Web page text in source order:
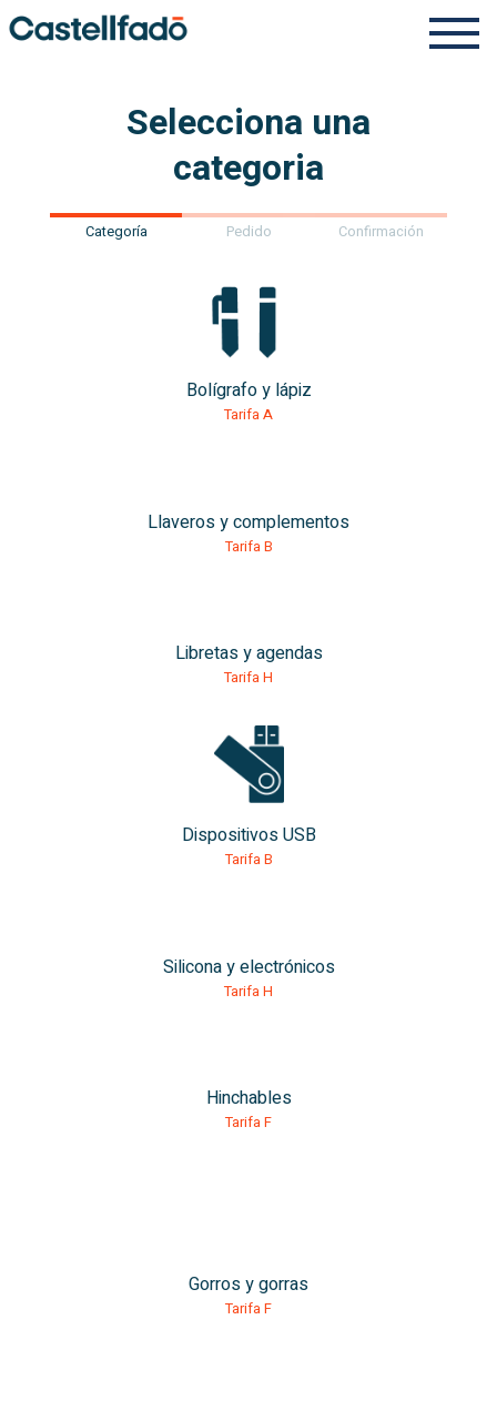
Selecciona una
categoria
Categoría Pedido Confirmación
Bolígrafo y lápiz
Tarifa A
Llaveros y complementos
Tarifa B
Libretas y agendas
Tarifa H
Dispositivos USB
Tarifa B
Silicona y electrónicos
Tarifa H
Hinchables
Tarifa F
Gorros y gorras
Tarifa F